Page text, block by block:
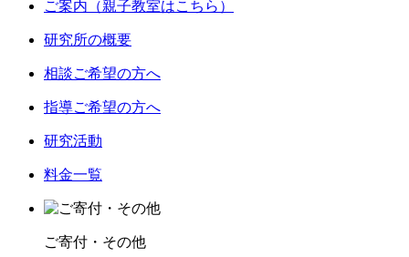
ご案内（親子教室はこちら）
研究所の概要
相談ご希望の方へ
指導ご希望の方へ
研究活動
料金一覧
ご寄付・その他